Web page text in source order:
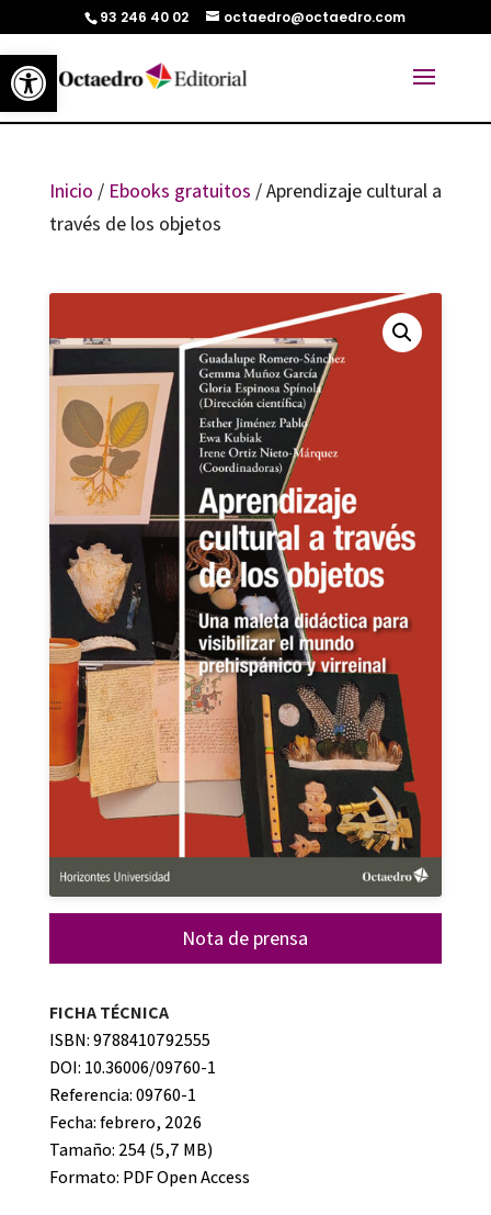
Abrir barra de herramientas
93 246 40 02 octaedro@octaedro.com
Inicio / Ebooks gratuitos / Aprendizaje cultural a
través de los objetos
Nota de prensa
FICHA TÉCNICA
ISBN: 9788410792555
DOI: 10.36006/09760-1
Referencia: 09760-1
Fecha: febrero, 2026
Tamaño: 254 (5,7 MB)
Formato: PDF Open Access